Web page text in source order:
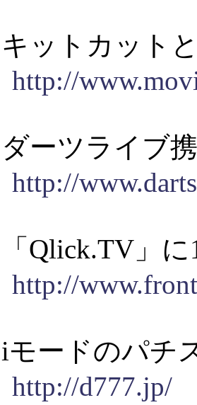
ットカット
http://
ーツライブ
http://
Qlick.TV」
http://
モードのパチ
http://d777.jp/